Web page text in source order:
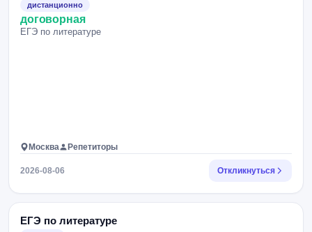
дистанционно
договорная
ЕГЭ по литературе
Москва Репетиторы
2026-08-06 Откликнуться
ЕГЭ по литературе